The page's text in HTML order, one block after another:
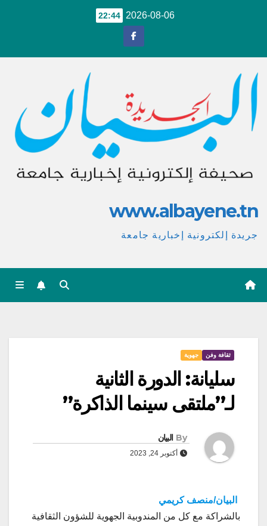
2026-08-06
22:44
www.albayene.tn
جريدة إلكترونية إخبارية جامعة
ثقافة وفن جهوية
سليانة: الدورة الثانية
لـ”ملتقى سينما الذاكرة”
By البيان
أكتوبر 24, 2023
البيان/منصف كريمي
بالشراكة مع كل من المندوبية الجهوية للشؤون الثقافية